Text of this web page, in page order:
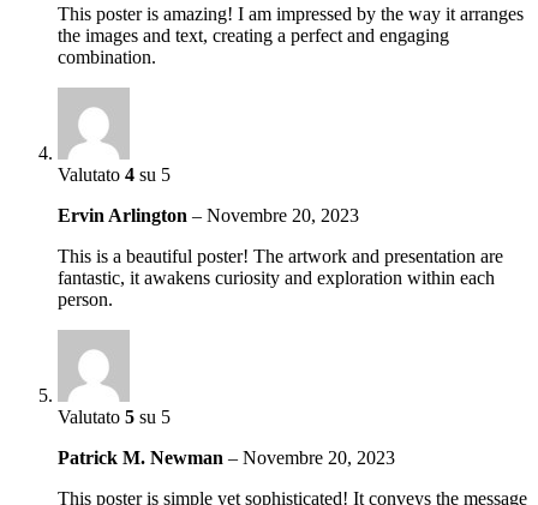
This poster is amazing! I am impressed by the way it arranges
the images and text, creating a perfect and engaging
combination.
Valutato 4 su 5
Ervin Arlington – Novembre 20, 2023
This is a beautiful poster! The artwork and presentation are
fantastic, it awakens curiosity and exploration within each
person.
Valutato 5 su 5
Patrick M. Newman – Novembre 20, 2023
This poster is simple yet sophisticated! It conveys the message